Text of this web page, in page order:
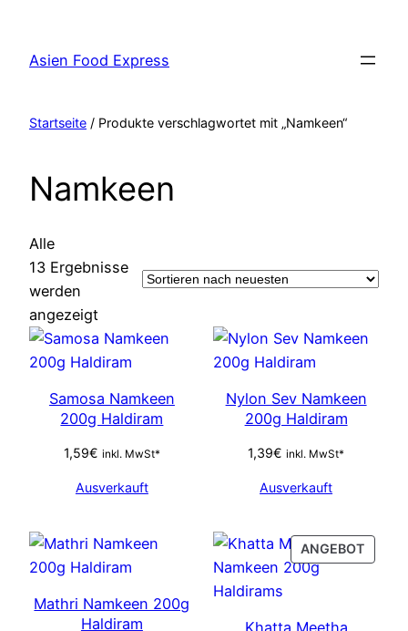
springen
Asien Food Express
Startseite / Produkte verschlagwortet mit „Namkeen“
Namkeen
Alle
13 Ergebnisse
werden
angezeigtNach
neuesten
sortiert
Samosa Namkeen
200g Haldiram
1,59€ inkl. MwSt*
Ausverkauft
Nylon Sev Namkeen
200g Haldiram
1,39€ inkl. MwSt*
Ausverkauft
Mathri Namkeen 200g
Haldiram
ANGEBOT
ON
Khatta Meetha